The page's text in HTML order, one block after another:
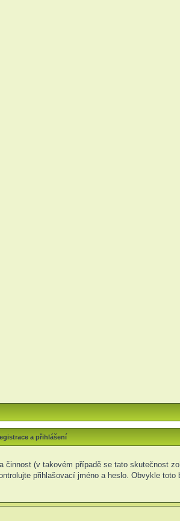
a přihlášení
(v takovém případě se tato skutečnost
přihlašovací jméno a heslo. Obvykle